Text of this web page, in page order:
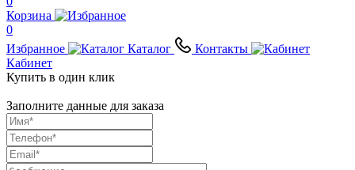
Корзина
0
Избранное
Каталог
Контакты
Кабинет
Купить в один клик
Заполните данные для заказа